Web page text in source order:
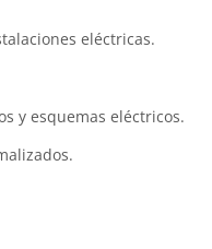
eléctricas.
y esquemas eléctricos.